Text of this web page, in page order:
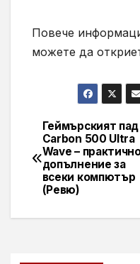
Повече
можете да
Навигация
Геймърският пад
Carbon 500 Ultra
Wave –
допълнение за
всеки компютър
(Ревю)